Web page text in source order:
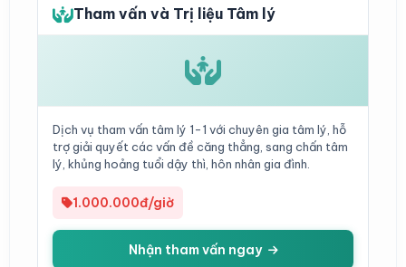
Tham vấn và Trị liệu Tâm lý
Dịch vụ tham vấn tâm lý 1-1 với chuyên gia tâm lý, hỗ
trợ giải quyết các vấn đề căng thẳng, sang chấn tâm
lý, khủng hoảng tuổi dậy thì, hôn nhân gia đình.
1.000.000đ/giờ
Nhận tham vấn ngay